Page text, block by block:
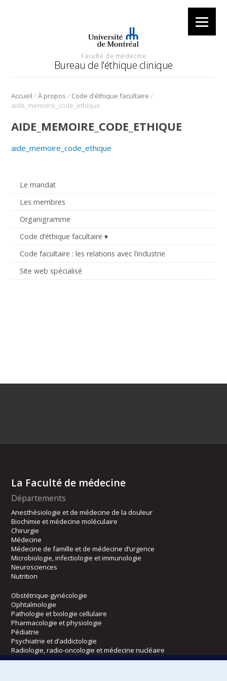
Faculté de médecine
Bureau de l'éthique clinique
Accueil /À propos / Code d’éthique facultaire /
aide_memoire_code_ethique
Le mandat
Les membres
Organigramme
Code d’éthique facultaire
Code facultaire : les relations avec l’industrie
Site web spécialisé
AIDE_MEMOIRE_CODE_ETHIQUE
aide_memoire_code_ethique
La Faculté de médecine
Départements
Anesthésiologie et de médecine de la douleur
Biochimie et médecine moléculaire
Chirurgie
Médecine
Médecine de famille et de médecine d’urgence
Microbiologie, infectiologie et immunologie
Neurosciences
Nutrition
Obstétrique-gynécologie
Ophtalmologie
Pathologie et biologie cellulaire
Pharmacologie et physiologie
Pédiatrie
Psychiatrie et d’addictologie
Radiologie, radio-oncologie et médecine nucléaire